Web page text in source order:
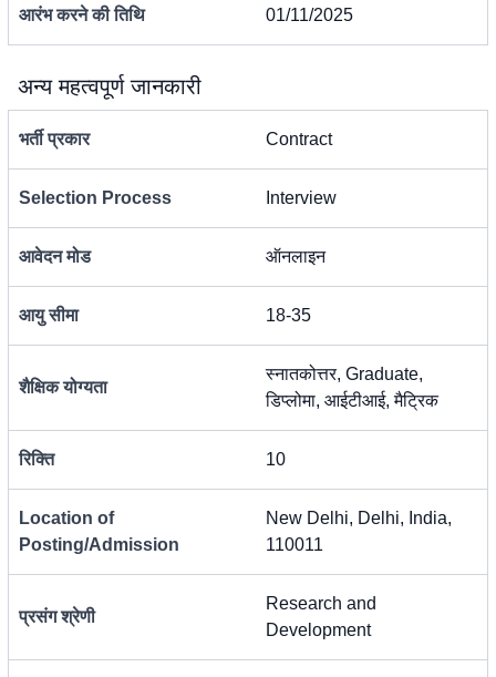
आरंभ करने की तिथि 01/11/2025
अन्य महत्वपूर्ण जानकारी
भर्ती प्रकार Contract
Selection Process Interview
आवेदन मोड ऑनलाइन
आयु सीमा 18-35
शैक्षिक योग्यता
स्नातकोत्तर, Graduate,
डिप्लोमा, आईटीआई, मैट्रिक
रिक्ति 10
Location of
Posting/Admission
New Delhi, Delhi, India,
110011
प्रसंग श्रेणी
Research and
Development